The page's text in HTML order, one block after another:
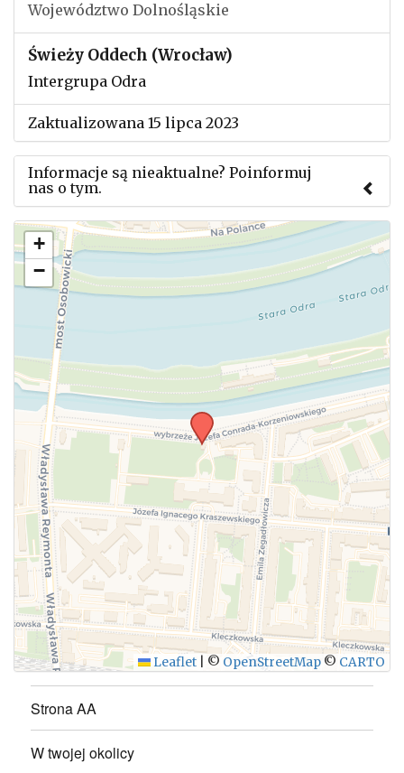
Województwo Dolnośląskie
Świeży Oddech (Wrocław)
Intergrupa Odra
Zaktualizowana 15 lipca 2023
Informacje są nieaktualne? Poinformuj
nas o tym.
Użyj tego formularza aby przesłać informację o
zmianach w powyższym mityngu.
WYŚLIJ
+
−
Leaflet © OpenStreetMap © CARTO
Strona AA
W twojej okolicy